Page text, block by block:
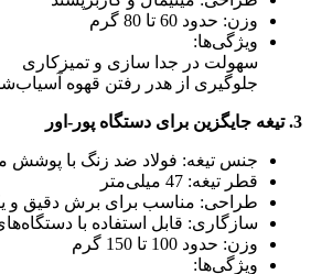
وزن: حدود 60 تا 80 گرم
ویژگی‌ها:
سهولت در جدا سازی و تمیزکاری
جلوگیری از هدر رفتن قهوه
3. تیغه جایگزین برای دستگاه پور-اور
جنس تیغه: فولاد ضد زنگ با پوشش
قطر تیغه: 47 میلی‌متر
طراحی: مناسب برای برش دقیق و
سازگاری: قابل استفاده با
وزن: حدود 100 تا 150 گرم
ویژگی‌ها: